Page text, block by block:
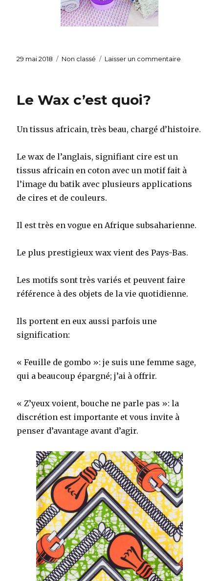
Publié
29 mai 2018 Catégories
Non classé Laisser un commentaire
pourri
Le Wax c’est quoi?
Un tissus africain, très beau, chargé d’histoire.
Le wax de l’anglais, signifiant cire est un
tissus africain en coton avec un motif fait à
l’image du batik avec plusieurs applications
de cires et de couleurs.
Il est très en vogue en Afrique subsaharienne.
Le plus prestigieux wax vient des Pays-Bas.
Les motifs sont très variés et peuvent faire
référence à des objets de la vie quotidienne.
Ils portent en eux aussi parfois une
signification:
« Feuille de gombo »: je suis une femme sage,
qui a beaucoup épargné; j’ai à offrir.
« Z’yeux voient, bouche ne parle pas »: la
discrétion est importante et vous invite à
penser d’avantage avant d’agir.